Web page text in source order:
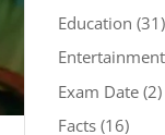
Education (31)
Entertainment
Exam Date(2)
Facts(16)